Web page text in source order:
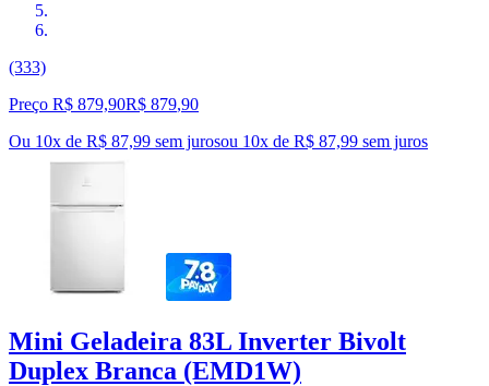
(333)
Preço R$ 879,90R$ 879,90
Ou 10x de R$ 87,99 sem jurosou 10x de R$ 87,99 sem juros
Mini Geladeira 83L Inverter Bivolt
Duplex Branca (EMD1W)